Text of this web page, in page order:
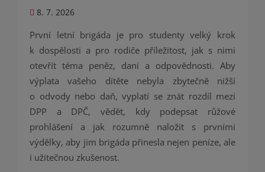
8. 7. 2026
První letní brigáda je pro studenty velký krok
k dospělosti a pro rodiče příležitost, jak s nimi
otevřít téma peněz, daní a odpovědnosti. Aby
výplata vašeho dítěte nebyla zbytečně nižší
o odvody nebo daň, vyplatí se znát rozdíl mezi
DPP a DPČ, vědět, kdy podepsat růžové
prohlášení a jak rozumně naložit s prvními
výdělky, aby jim brigáda přinesla nejen peníze, ale
i užitečnou zkušenost.